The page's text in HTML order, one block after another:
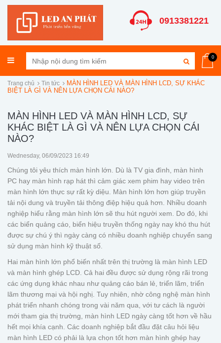
0913381221
0
Trang chủ Tin tức
MÀN HÌNH LED VÀ MÀN HÌNH LCD, SỰ KHÁC
BIỆT LÀ GÌ VÀ NÊN LỰA CHỌN CÁI NÀO?
MÀN HÌNH LED VÀ MÀN HÌNH LCD, SỰ
KHÁC BIỆT LÀ GÌ VÀ NÊN LỰA CHỌN CÁI
NÀO?
Wednesday, 06/09/2023 16:49
Chúng tôi yêu thích màn hình lớn. Dù là TV gia đình, màn hình
PC hay màn hình rạp hát thì cảm giác xem phim hay video trên
màn hình lớn thực sự rất kỳ diệu. Màn hình lớn hơn giúp truyền
tải nội dung và truyền tải thông điệp hiệu quả hơn. Nhiều doanh
nghiệp hiểu rằng màn hình lớn sẽ thu hút người xem. Do đó, khi
các biển quảng cáo, biển hiệu truyền thống ngày nay khó thu hút
được sự chú ý thì ngày càng có nhiều doanh nghiệp chuyển sang
sử dụng màn hình kỹ thuật số.
Hai màn hình lớn phổ biến nhất trên thị trường là màn hình LED
và màn hình ghép LCD. Cả hai đều được sử dụng rộng rãi trong
các ứng dụng khác nhau như quảng cáo bán lẻ, triển lãm, triển
lãm thương mại và hội nghị. Tuy nhiên, nhờ công nghệ màn hình
phát triển nhanh chóng trong vài năm qua, với tư cách là người
mới tham gia thị trường, màn hình LED ngày càng tốt hơn về hầu
hết mọi khía cạnh. Các doanh nghiệp bắt đầu đặt câu hỏi liệu
màn hình LED có phải là lựa chọn tốt hơn màn hình ghép hay